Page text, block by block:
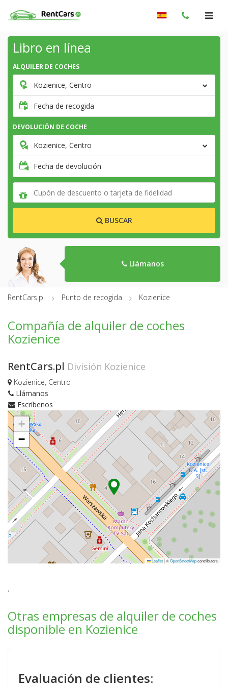
Libro en línea
ALQUILER DE COCHES
Kozienice, Centro
Fecha de recogida
DEVOLUCIÓN DE COCHE
Kozienice, Centro
Fecha de devolución
BUSCAR
Llámanos
RentCars.pl Punto de recogida Kozienice
Compañía de alquiler de coches
Kozienice
RentCars.pl División Kozienice
Kozienice, Centro
Llámanos
Escríbenos
+
−
Leaflet|©OpenStreetMapcontributors
.
Otras empresas de alquiler de coches
disponible en Kozienice
Evaluación de clientes: